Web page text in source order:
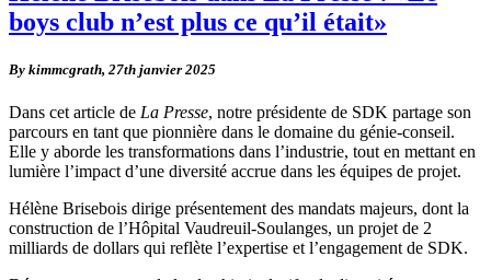
boys club n’est plus ce qu’il était»
By kimmcgrath, 27th janvier 2025
Dans cet article de La Presse, notre présidente de SDK partage son
parcours en tant que pionnière dans le domaine du génie-conseil.
Elle y aborde les transformations dans l’industrie, tout en mettant en
lumière l’impact d’une diversité accrue dans les équipes de projet.
Hélène Brisebois dirige présentement des mandats majeurs, dont la
construction de l’Hôpital Vaudreuil-Soulanges, un projet de 2
milliards de dollars qui reflète l’expertise et l’engagement de SDK.